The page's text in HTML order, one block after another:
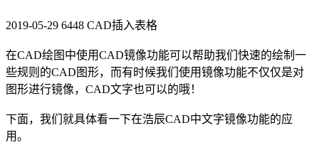
2019-05-29 6448 CAD插入表格
在CAD绘图 中使用CAD镜像功能可以帮助我们快速的绘制一
些规则的CAD 图形，而有时候我们使用镜像功能不仅仅是对
图形进行镜像，CAD文字也可以的哦！
下面，我们就具体看一下在浩辰CAD中文字镜像功能的应
用。